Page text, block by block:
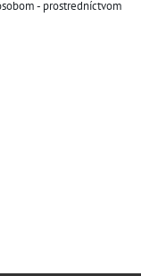
- prostredníctvom